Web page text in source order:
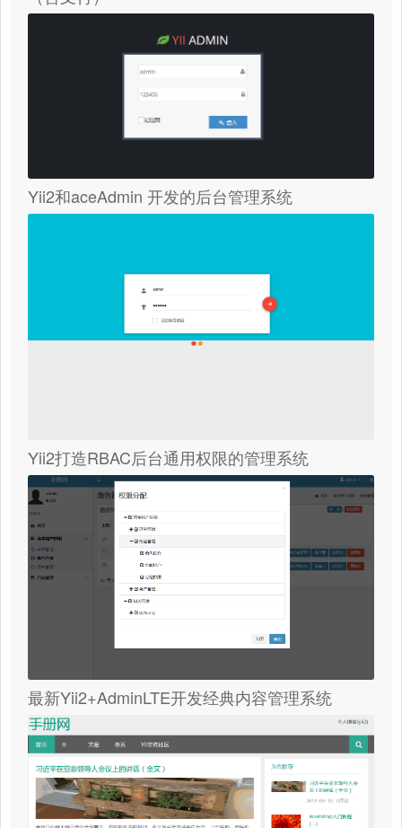
Yii2和aceAdmin 开发的后台管理系统
Yii2打造RBAC后台通用权限的管理系统
最新Yii2+AdminLTE开发经典内容管理系统